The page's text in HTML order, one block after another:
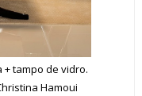
tampo de vidro.
Hamoui